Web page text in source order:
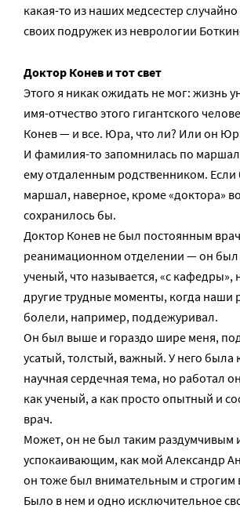
какая-то из наших медсестер случайно
своих подружек из неврологии
Доктор Конев и тот свет
Этого я никак ожидать не мог: жизнь
имя-отчество этого гигантского
Конев — и все. Юра, что ли? Или он
И фамилия-то запомнилась по
ему отдаленным родственником. Если
маршал, наверное, кроме «доктора»
сохранилось бы.
Доктор Конев не был постоянным
реанимационном отделении — он был
ученый, что называется, «с кафедры»,
другие трудные моменты, когда наши
болели, например, поддежуривал.
Он был выше и гораздо шире меня,
усатый, толстый, важный. У него была
научная сердечная тема, но работал
как ученый, а как просто опытный и
врач.
Может, он не был таким раздумчивым
успокаивающим, как мой Александр
он тоже был внимательным и строгим
Было в нем и одно исключительное